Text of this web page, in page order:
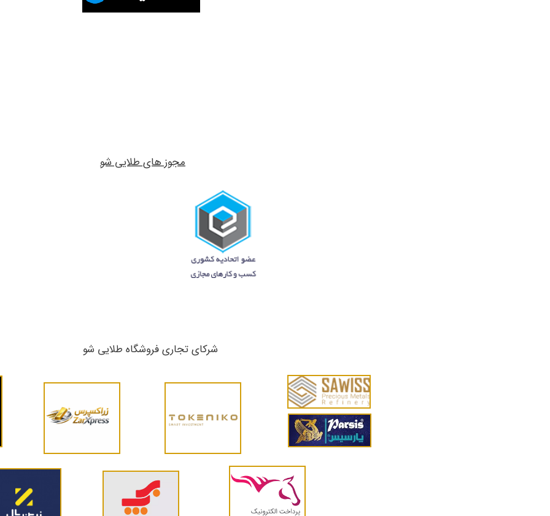
شرکای تجاری ​​​​​​​فروشگاه طلایی شو
مجوز های طلایی شو